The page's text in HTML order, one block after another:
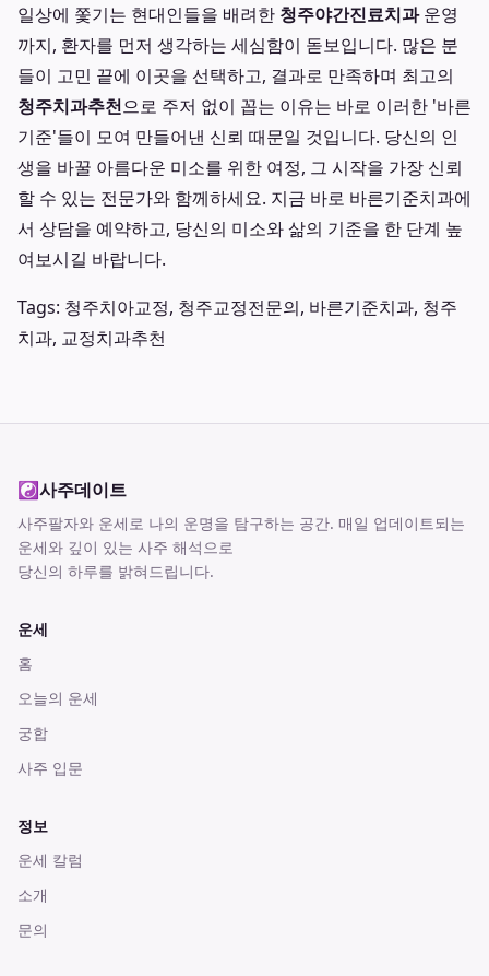
일상에 쫓기는 현대인들을 배려한 청주야간진료치과운영
까지, 환자를 먼저 생각하는 세심함이 돋보입니다. 많은 분
들이 고민 끝에 이곳을 선택하고, 결과로 만족하며 최고의
청주치과추천으로 주저 없이 꼽는 이유는 바로 이러한 '바른
기준'들이 모여 만들어낸 신뢰 때문일 것입니다. 당신의 인
생을 바꿀 아름다운 미소를 위한 여정, 그 시작을 가장 신뢰
할 수 있는 전문가와 함께하세요. 지금 바로 바른기준치과에
서 상담을 예약하고, 당신의 미소와 삶의 기준을 한 단계 높
여보시길 바랍니다.
Tags: 청주치아교정, 청주교정전문의, 바른기준치과, 청주
치과, 교정치과추천
☯사주데이트
사주팔자와 운세로 나의 운명을 탐구하는 공간. 매일 업데이트되는
운세와 깊이 있는 사주 해석으로
당신의 하루를 밝혀드립니다.
운세
홈
오늘의 운세
궁합
사주 입문
정보
운세 칼럼
소개
문의